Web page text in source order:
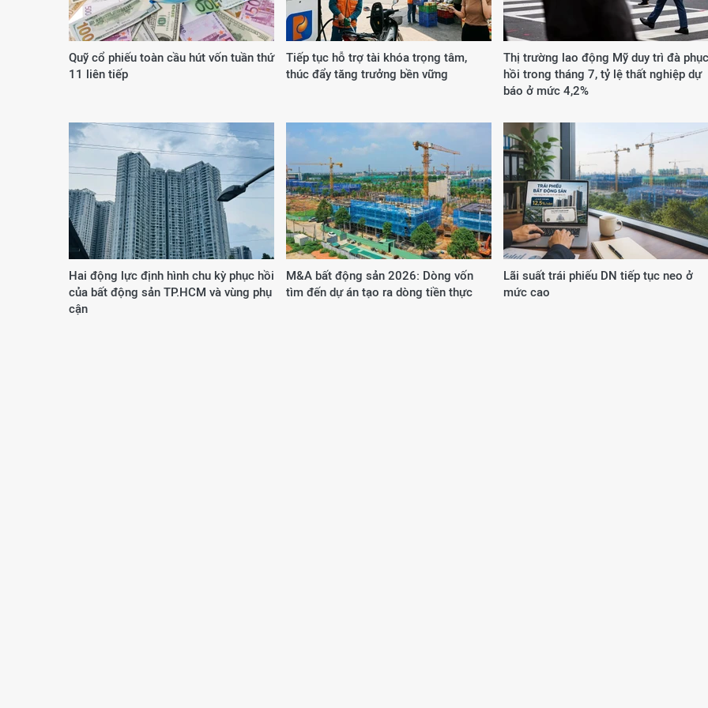
Quỹ cổ phiếu toàn cầu hút vốn tuần thứ
11 liên tiếp
Tiếp tục hỗ trợ tài khóa trọng tâm,
thúc đẩy tăng trưởng bền vững
Thị trường lao động Mỹ duy trì đà phục
hồi trong tháng 7, tỷ lệ thất nghiệp dự
báo ở mức 4,2%
Hai động lực định hình chu kỳ phục hồi
của bất động sản TP.HCM và vùng phụ
cận
M&A bất động sản 2026: Dòng vốn
tìm đến dự án tạo ra dòng tiền thực
Lãi suất trái phiếu DN tiếp tục neo ở
mức cao